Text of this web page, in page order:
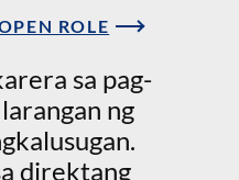
ROLE
sa pag-
ng
direktang